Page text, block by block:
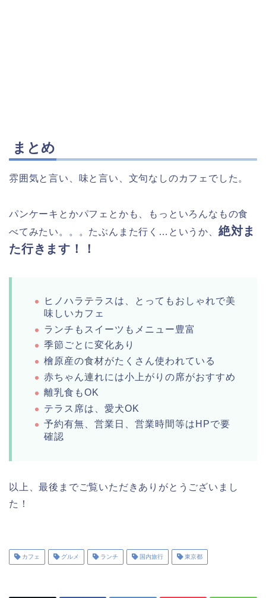
まとめ
雰囲気と言い、味と言い、文句なしのカフェでした。
パンケーキとかパフェとかも、もっといろんなもの食
べてみたい。。。たぶんまた行く…というか、 絶対ま
た行きます！！
ヒノハラテラスは、とってもおしゃれで美
味しいカフェ
ランチもスイーツもメニュー豊富
季節ごとに変化あり
檜原産の食材がたくさん使われている
赤ちゃん連れには小上がりの席がおすすめ
離乳食もOK
テラス席は、愛犬OK
予約有無、営業日、営業時間等はHPで要
確認
以上、最後までご覧いただきありがとうございまし
た！
カフェ グルメ ランチ 国内旅行 東京都